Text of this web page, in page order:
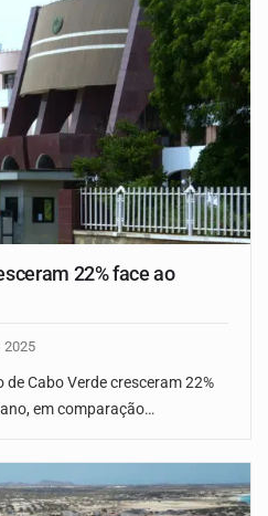
22% face ao
2025
Cabo Verde cresceram 22%
em comparação…